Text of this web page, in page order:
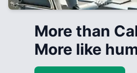
More than
More like